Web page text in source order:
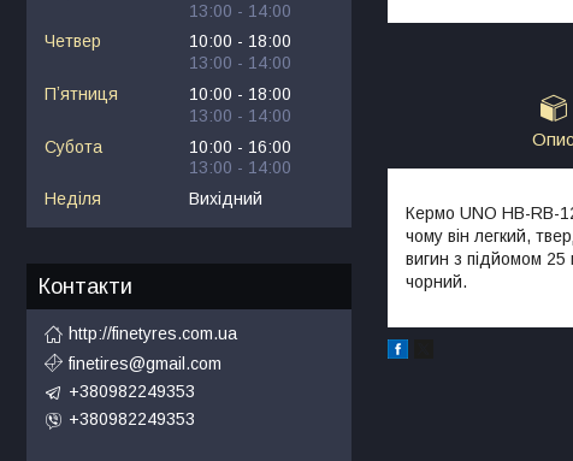
Опис
Кермо UNO HB-RB-
чому він легкий,
вигин з підйомом
чорний.
13:00
14:00
Четвер
10:00
18:00
13:00
14:00
Пʼятниця
10:00
18:00
13:00
14:00
Субота
10:00
16:00
13:00
14:00
Неділя
Вихідний
Контакти
http://finetyres.com.ua
finetires@gmail.com
+380982249353
+380982249353